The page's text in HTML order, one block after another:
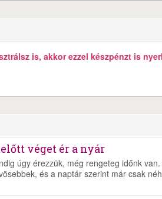
is, akkor ezzel készpénzt is
véget ér a nyár
úgy érezzük, még rengeteg időnk
és a naptár szerint már csak